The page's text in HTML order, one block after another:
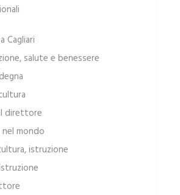
Cagliari
salute e benessere
direttore
nel mondo
istruzione